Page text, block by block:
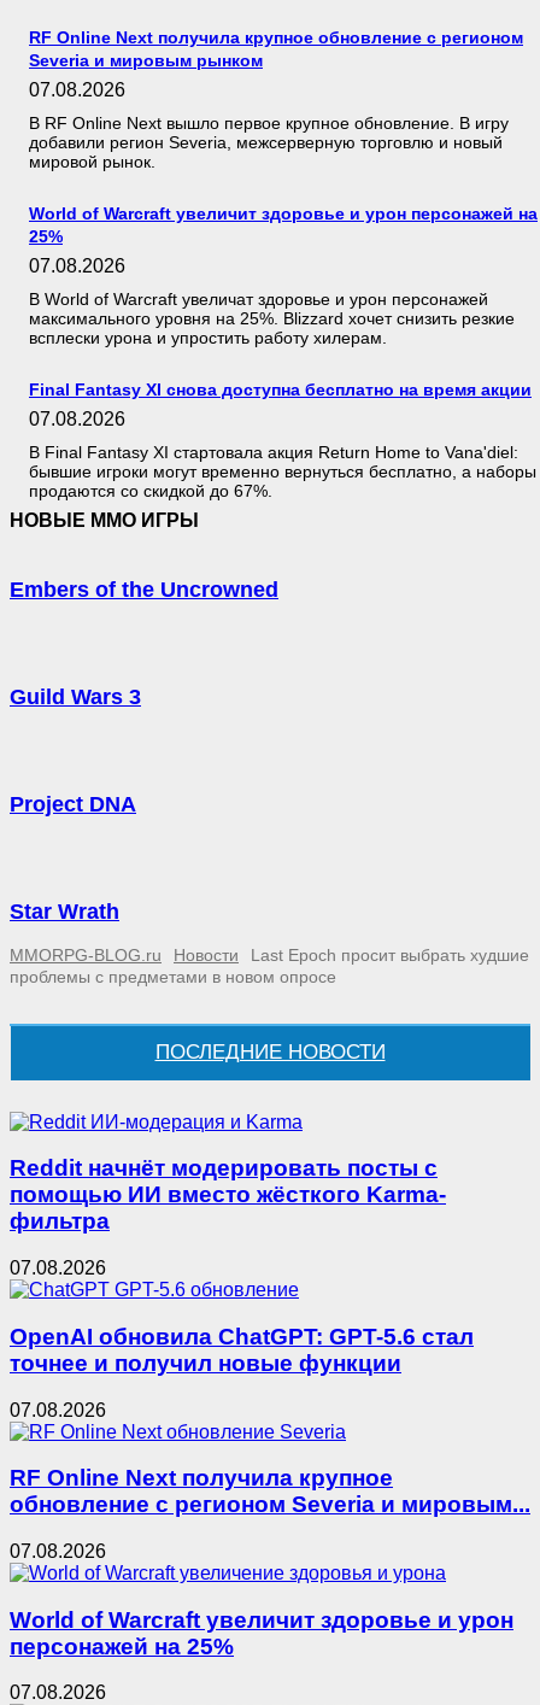
RF Online Next получила крупное обновление с регионом
Severia и мировым рынком
07.08.2026
В RF Online Next вышло первое крупное обновление. В игру
добавили регион Severia, межсерверную торговлю и новый
мировой рынок.
World of Warcraft увеличит здоровье и урон персонажей на
25%
07.08.2026
В World of Warcraft увеличат здоровье и урон персонажей
максимального уровня на 25%. Blizzard хочет снизить резкие
всплески урона и упростить работу хилерам.
Final Fantasy XI снова доступна бесплатно на время акции
07.08.2026
В Final Fantasy XI стартовала акция Return Home to Vana'diel:
бывшие игроки могут временно вернуться бесплатно, а наборы
продаются со скидкой до 67%.
НОВЫЕ MMO ИГРЫ
Embers of the Uncrowned
Guild Wars 3
Project DNA
Star Wrath
MMORPG-BLOG.ru Новости
Last Epoch просит выбрать худшие
проблемы с предметами в новом опросе
ПОСЛЕДНИЕ НОВОСТИ
Reddit начнёт модерировать посты с
помощью ИИ вместо жёсткого Karma-
фильтра
07.08.2026
OpenAI обновила ChatGPT: GPT-5.6 стал
точнее и получил новые функции
07.08.2026
RF Online Next получила крупное
обновление с регионом Severia и мировым...
07.08.2026
World of Warcraft увеличит здоровье и урон
персонажей на 25%
07.08.2026